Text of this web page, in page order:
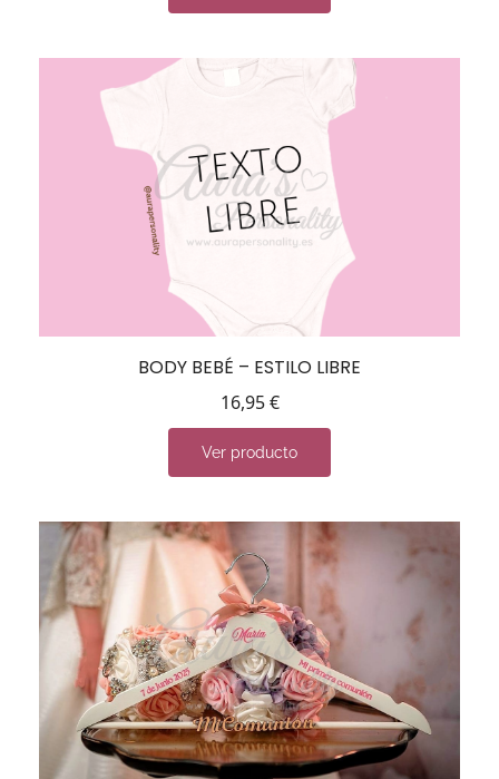
BODY BEBÉ – ESTILO LIBRE
16,95€
Ver producto